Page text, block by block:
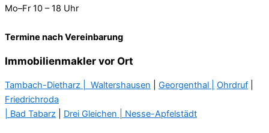
Mo–Fr 10 – 18 Uhr
Termine nach Vereinbarung
Immobilienmakler vor Ort
Tambach-Dietharz | Waltershausen Georgenthal | Ohrdruf
Friedrichroda
| Bad Tabarz
Drei Gleichen | Nesse-Apfelstädt